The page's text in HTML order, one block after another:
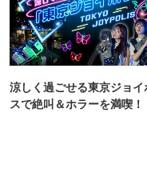
涼しく過ごせる東京ジョイ
スで絶叫＆ホラーを満喫！